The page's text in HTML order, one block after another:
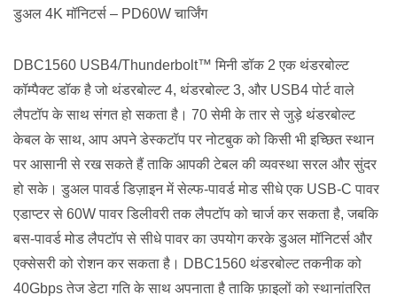
डुअल 4K मॉनिटर्स – PD60W चार्जिंग
DBC1560 USB4/Thunderbolt™ मिनी डॉक 2 एक थंडरबोल्ट
कॉम्पैक्ट डॉक है जो थंडरबोल्ट 4, थंडरबोल्ट 3, और USB4 पोर्ट वाले
लैपटॉप के साथ संगत हो सकता है। 70 सेमी के तार से जुड़े थंडरबोल्ट
केबल के साथ, आप अपने डेस्कटॉप पर नोटबुक को किसी भी इच्छित स्थान
पर आसानी से रख सकते हैं ताकि आपकी टेबल की व्यवस्था सरल और सुंदर
हो सके। डुअल पावर्ड डिज़ाइन में सेल्फ-पावर्ड मोड सीधे एक USB-C पावर
एडाप्टर से 60W पावर डिलीवरी तक लैपटॉप को चार्ज कर सकता है, जबकि
बस-पावर्ड मोड लैपटॉप से सीधे पावर का उपयोग करके डुअल मॉनिटर्स और
एक्सेसरी को रोशन कर सकता है। DBC1560 थंडरबोल्ट तकनीक को
40Gbps तेज डेटा गति के साथ अपनाता है ताकि फ़ाइलों को स्थानांतरित